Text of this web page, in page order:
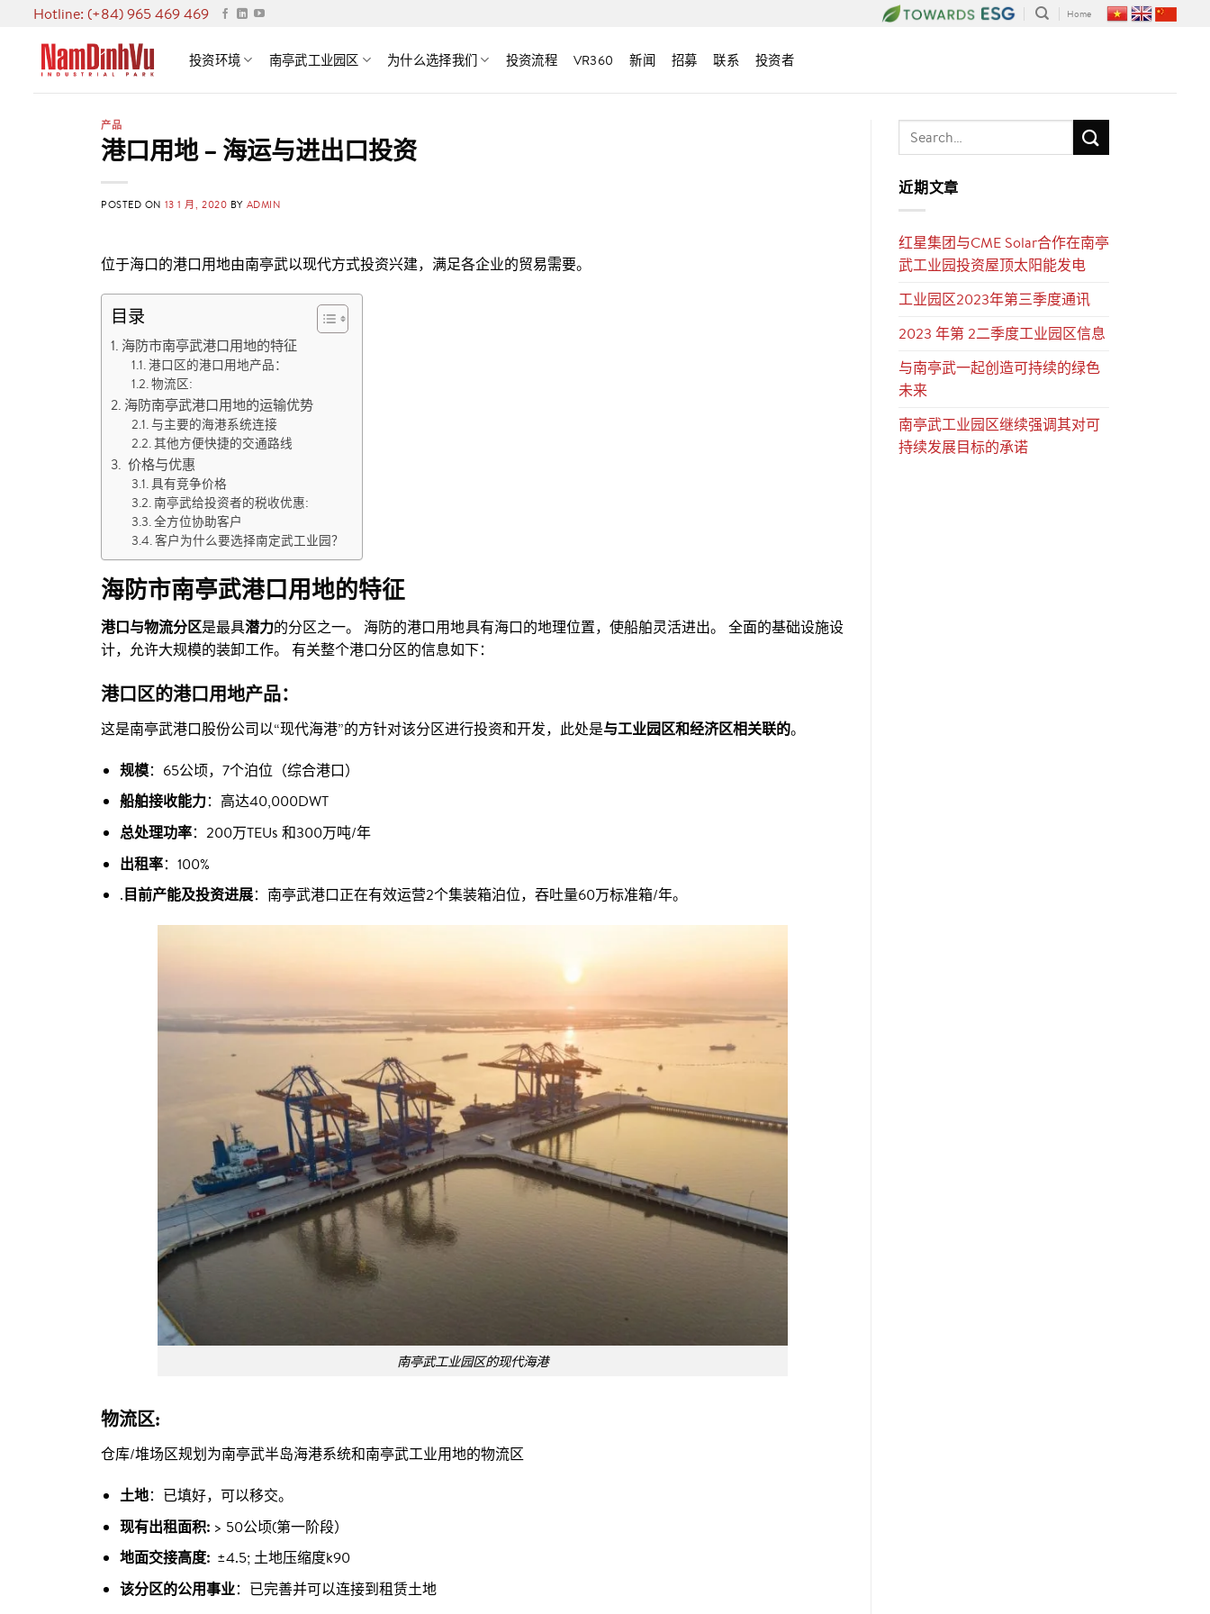
content
Hotline: (+84) 965 469 469 Home
投资环境 南亭武工业园区 为什么选择我们 投资流程 VR360 新闻 招募 联系 投资者
产品
港口用地 – 海运与进出口投资
POSTED ON 13 1 月, 2020 BY ADMIN
位于海口的港口用地由南亭武以现代方式投资兴建，满足各企业的贸易需要。
目录
海防市南亭武港口用地的特征
港口区的港口用地产品：
物流区:
海防南亭武港口用地的运输优势
与主要的海港系统连接
其他方便快捷的交通路线
价格与优惠
具有竞争价格
南亭武给投资者的税收优惠:
全方位协助客户
客户为什么要选择南定武工业园？
海防市南亭武港口用地的特征
港口与物流分区是最具潜力的分区之一。 海防的港口用地具有海口的地理位置，使船舶灵活进出。 全面的基础设施设
计，允许大规模的装卸工作。 有关整个港口分区的信息如下：
港口区的港口用地产品：
这是南亭武港口股份公司以“现代海港”的方针对该分区进行投资和开发，此处是与工业园区和经济区相关联的。
规模：65公顷，7个泊位（综合港口）
船舶接收能力：高达40,000DWT
总处理功率：200万TEUs 和300万吨/年
出租率：100%
.目前产能及投资进展：南亭武港口正在有效运营2个集装箱泊位，吞吐量60万标准箱/年。
南亭武工业园区的现代海港
物流区:
仓库/堆场区规划为南亭武半岛海港系统和南亭武工业用地的物流区
土地：已填好，可以移交。
现有出租面积:> 50公顷(第一阶段）
地面交接高度:±4.5; 土地压缩度k90
该分区的公用事业：已完善并可以连接到租赁土地
近期文章
红星集团与CME Solar合作在南亭
武工业园投资屋顶太阳能发电
工业园区2023年第三季度通讯
2023 年第 2二季度工业园区信息
与南亭武一起创造可持续的绿色
未来
南亭武工业园区继续强调其对可
持续发展目标的承诺